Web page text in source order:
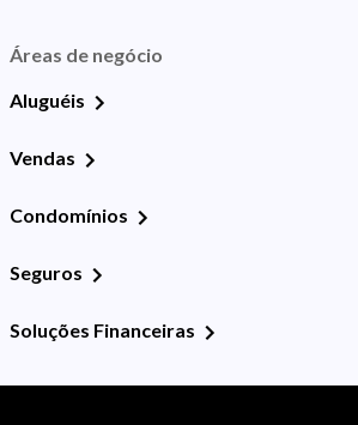
Áreas de negócio
Aluguéis
Vendas
Condomínios
Seguros
Soluções Financeiras